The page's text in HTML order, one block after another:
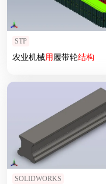
STP
农业机械用履带轮结构
SOLIDWORKS